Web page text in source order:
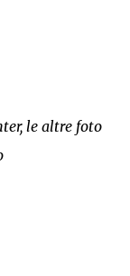
le altre foto